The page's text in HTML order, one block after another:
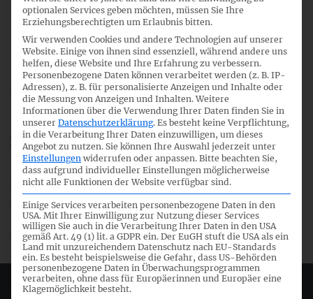
Definition der Verhältnismäßigkeit intensiv diskutiert.
Das DRSC erhielt zahlreiche wertvolle Anregungen und
Hinweise für die Fertigstellung des Änderungsstandards
und bedankt sich herzlich bei allen Teilnehmern für die
Diskussionsbeiträge.
Hier können derErgebnisberichtsowie die
Veranstaltungsunterlageabgerufen werden.
Zu einem ähnlich gelagerten Thema (IASB
Diskussionspapier „Angabeprinzipien“) veranstaltet das
DRSC – ebenfalls in Frankfurt/Main – am 11. September
2017 ein weiteres öffentliches Diskussionsforum. Details
dazu finden Siehier .
Deutsches Rechnungslegungs Standards Committee e.V.
optionalen Services geben möchten, müssen Sie Ihre
Erziehungsberechtigten um Erlaubnis bitten.
Wir verwenden Cookies und andere Technologien auf unserer
Website. Einige von ihnen sind essenziell, während andere uns
helfen, diese Website und Ihre Erfahrung zu verbessern.
Personenbezogene Daten können verarbeitet werden (z. B. IP-
Adressen), z. B. für personalisierte Anzeigen und Inhalte oder
die Messung von Anzeigen und Inhalten. Weitere
Informationen über die Verwendung Ihrer Daten finden Sie in
unserer Datenschutzerklärung. Es besteht keine Verpflichtung,
in die Verarbeitung Ihrer Daten einzuwilligen, um dieses
Angebot zu nutzen. Sie können Ihre Auswahl jederzeit unter
Einstellungen widerrufen oder anpassen. Bitte beachten Sie,
dass aufgrund individueller Einstellungen möglicherweise
nicht alle Funktionen der Website verfügbar sind.
Einige Services verarbeiten personenbezogene Daten in den
USA. Mit Ihrer Einwilligung zur Nutzung dieser Services
willigen Sie auch in die Verarbeitung Ihrer Daten in den USA
gemäß Art. 49 (1) lit. a GDPR ein. Der EuGH stuft die USA als ein
Land mit unzureichendem Datenschutz nach EU-Standards
ein. Es besteht beispielsweise die Gefahr, dass US-Behörden
personenbezogene Daten in Überwachungsprogrammen
verarbeiten, ohne dass für Europäerinnen und Europäer eine
Klagemöglichkeit besteht.